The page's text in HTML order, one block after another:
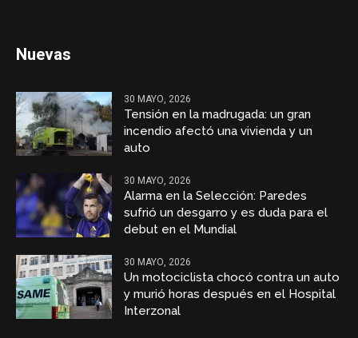
Nuevas
30 MAYO, 2026
Tensión en la madrugada: un gran
incendio afectó una vivienda y un
auto
30 MAYO, 2026
Alarma en la Selección: Paredes
sufrió un desgarro y es duda para el
debut en el Mundial
30 MAYO, 2026
Un motociclista chocó contra un auto
y murió horas después en el Hospital
Interzonal